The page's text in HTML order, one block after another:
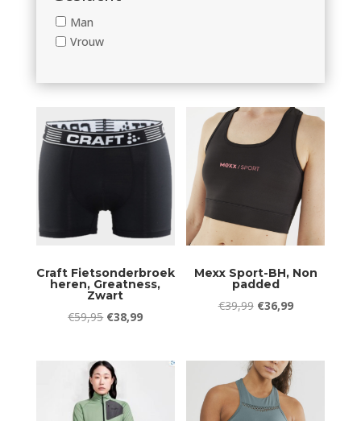
Man
Vrouw
Craft Fietsonderbroek
heren, Greatness,
Zwart
€59,95 Oorspronkelijke
was:
€59,95.
€38,99Huidige
Mexx Sport-BH, Non
padded
€39,99 Oorspronkelijke
€39,99.
€36,99Huidige
€36,99.